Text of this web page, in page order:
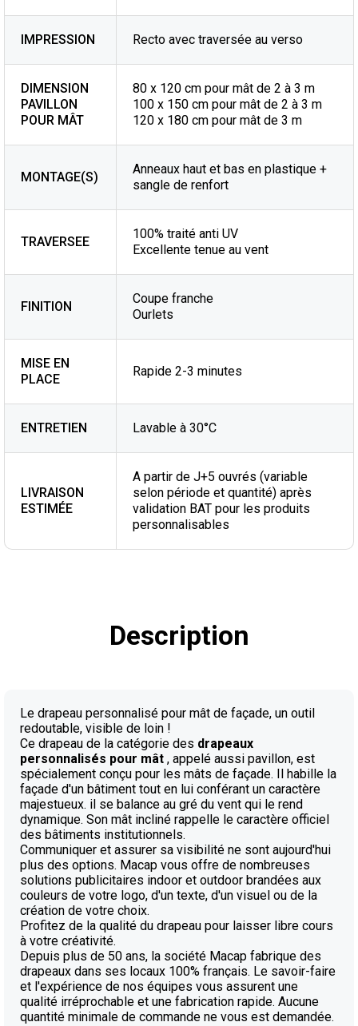
IMPRESSION Recto avec traversée au verso
DIMENSION
PAVILLON
POUR MÂT
80 x 120 cm pour mât de 2 à 3 m
100 x 150 cm pour mât de 2 à 3 m
120 x 180 cm pour mât de 3 m
MONTAGE(S)
Anneaux haut et bas en plastique +
sangle de renfort
TRAVERSEE
100% traité anti UV
Excellente tenue au vent
FINITION
Coupe franche
Ourlets
MISE EN
PLACE
Rapide 2-3 minutes
ENTRETIEN Lavable à 30°C
LIVRAISON
ESTIMÉE
A partir de J+5 ouvrés (variable
selon période et quantité) après
validation BAT pour les produits
personnalisables
Description
Le drapeau personnalisé pour mât de façade, un outil
redoutable, visible de loin !
Ce drapeau de la catégorie des drapeaux
personnalisés pour mât , appelé aussi pavillon, est
spécialement conçu pour les mâts de façade. Il habille la
façade d'un bâtiment tout en lui conférant un caractère
majestueux. il se balance au gré du vent qui le rend
dynamique. Son mât incliné rappelle le caractère officiel
des bâtiments institutionnels.
Communiquer et assurer sa visibilité ne sont aujourd'hui
plus des options. Macap vous offre de nombreuses
solutions publicitaires indoor et outdoor brandées aux
couleurs de votre logo, d'un texte, d'un visuel ou de la
création de votre choix.
Profitez de la qualité du drapeau pour laisser libre cours
à votre créativité.
Depuis plus de 50 ans, la société Macap fabrique des
drapeaux dans ses locaux 100% français. Le savoir-faire
et l'expérience de nos équipes vous assurent une
qualité irréprochable et une fabrication rapide. Aucune
quantité minimale de commande ne vous est demandée.